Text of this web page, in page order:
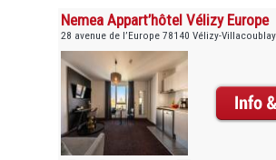
Nemea Appart’hôtel Vélizy Europe
28 avenue de l’Europe 78140 Vélizy-